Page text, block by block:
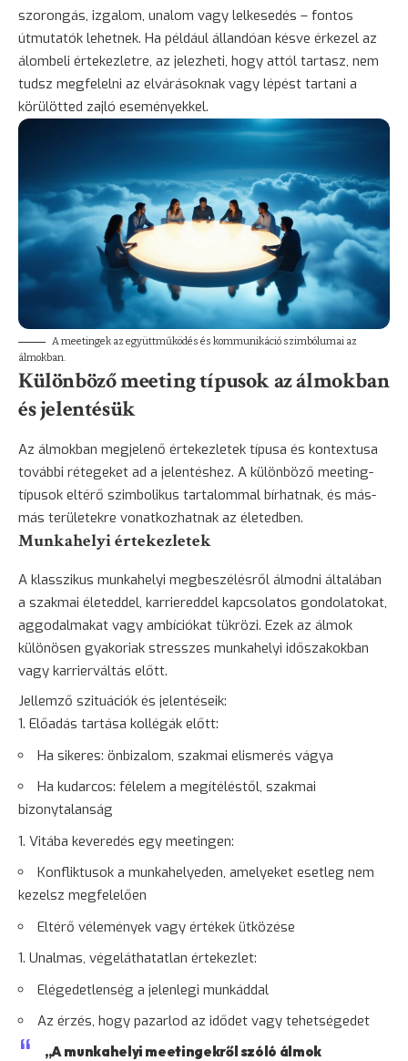
szorongás, izgalom, unalom vagy lelkesedés – fontos
útmutatók lehetnek. Ha például állandóan késve érkezel az
álombeli értekezletre, az jelezheti, hogy attól tartasz, nem
tudsz megfelelni az elvárásoknak vagy lépést tartani a
körülötted zajló eseményekkel.
A meetingek az együttműködés és kommunikáció szimbólumai az
álmokban.
Különböző meeting típusok az álmokban
és jelentésük
Az álmokban megjelenő értekezletek típusa és kontextusa
további rétegeket ad a jelentéshez. A különböző meeting-
típusok eltérő szimbolikus tartalommal bírhatnak, és más-
más területekre vonatkozhatnak az életedben.
Munkahelyi értekezletek
A klasszikus munkahelyi megbeszélésről álmodni általában
a szakmai életeddel, karriereddel kapcsolatos gondolatokat,
aggodalmakat vagy ambíciókat tükrözi. Ezek az álmok
különösen gyakoriak stresszes munkahelyi időszakokban
vagy karrierváltás előtt.
Jellemző szituációk és jelentéseik:
Előadás tartása kollégák előtt:
Ha sikeres: önbizalom, szakmai elismerés vágya
Ha kudarcos: félelem a megítéléstől, szakmai
bizonytalanság
Vitába keveredés egy meetingen:
Konfliktusok a munkahelyeden, amelyeket esetleg nem
kezelsz megfelelően
Eltérő vélemények vagy értékek ütközése
Unalmas, végeláthatatlan értekezlet:
Elégedetlenség a jelenlegi munkáddal
Az érzés, hogy pazarlod az idődet vagy tehetségedet
„A munkahelyi meetingekről szóló álmok